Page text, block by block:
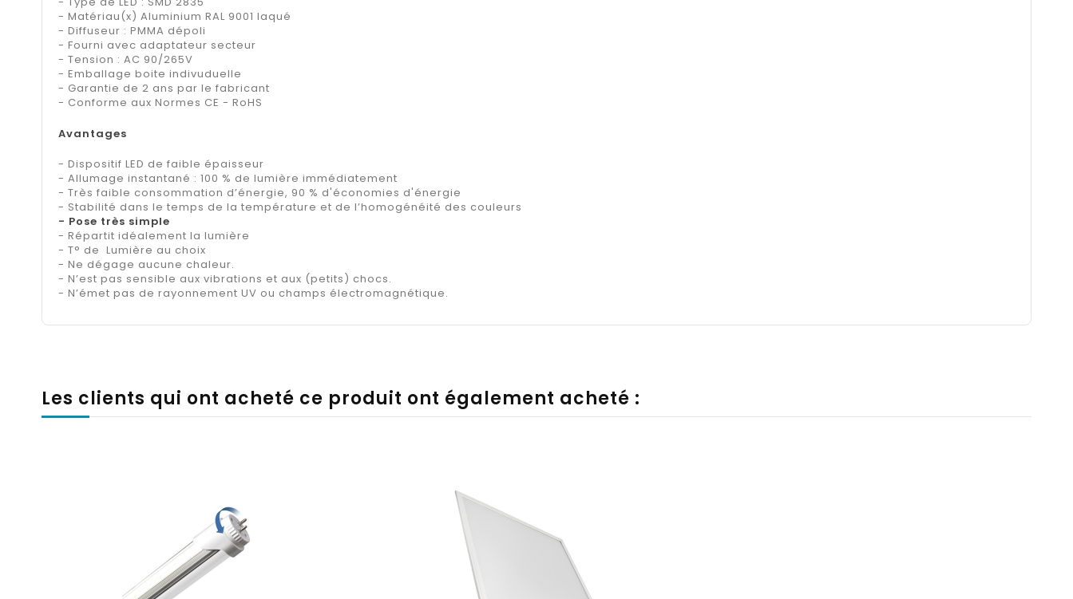
- Matériau(x) Aluminium RAL 9001 laqué
- Diffuseur : PMMA dépoli
- Fourni avec adaptateur secteur
- Tension : AC 90/265V
- Emballage boite indivuduelle
- Garantie de 2 ans par le fabricant
- Conforme aux Normes CE - RoHS
Avantages
- Dispositif LED de faible épaisseur
- Allumage instantané : 100 % de lumière immédiatement
- Très faible consommation d’énergie, 90 % d'économies d'énergie
- Stabilité dans le temps de la température et de l’homogénéité des couleurs
- Pose très simple
- Répartit idéalement la lumière
- T° de Lumière au choix
- Ne dégage aucune chaleur.
- N’est pas sensible aux vibrations et aux (petits) chocs.
- N’émet pas de rayonnement UV ou champs électromagnétique.
Les clients qui ont acheté ce produit ont également acheté :